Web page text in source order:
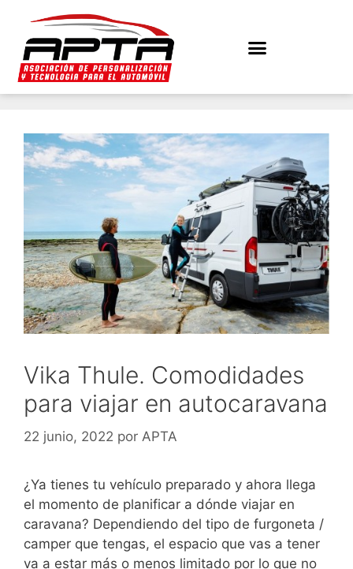
Vika Thule. Comodidades
para viajar en autocaravana
22 junio, 2022 por APTA
¿Ya tienes tu vehículo preparado y ahora llega
el momento de planificar a dónde viajar en
caravana? Dependiendo del tipo de furgoneta /
camper que tengas, el espacio que vas a tener
va a estar más o menos limitado por lo que no